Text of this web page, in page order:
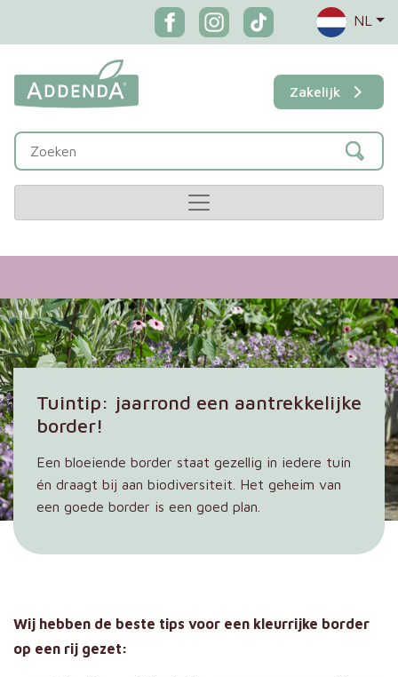
NL
Zakelijk
Tuintip: jaarrond een aantrekkelijke
border!
Een bloeiende border staat gezellig in iedere tuin
én draagt bij aan biodiversiteit. Het geheim van
een goede border is een goed plan.
Wij hebben de beste tips voor een kleurrijke border
op een rij gezet: